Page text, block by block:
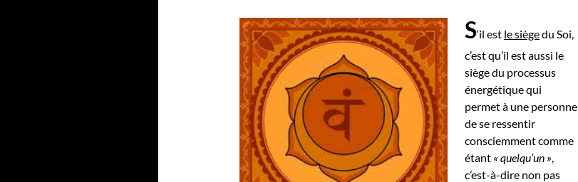
S‘il est le siègedu Soi,
c’est qu’il est aussi le
siège du processus
énergétique qui
permet à une personne
de se ressentir
consciemment comme
étant « quelqu’un »,
c’est-à-dire non pas